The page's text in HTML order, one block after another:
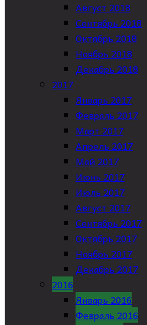
Август 2018
Сентябрь 2018
Октябрь 2018
Ноябрь 2018
Декабрь 2018
2017
Январь 2017
Февраль 2017
Март 2017
Апрель 2017
Май 2017
Июнь 2017
Июль 2017
Август 2017
Сентябрь 2017
Октябрь 2017
Ноябрь 2017
Декабрь 2017
2016
Январь 2016
Февраль 2016